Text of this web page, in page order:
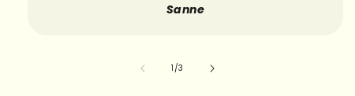
Sanne
1/su
3